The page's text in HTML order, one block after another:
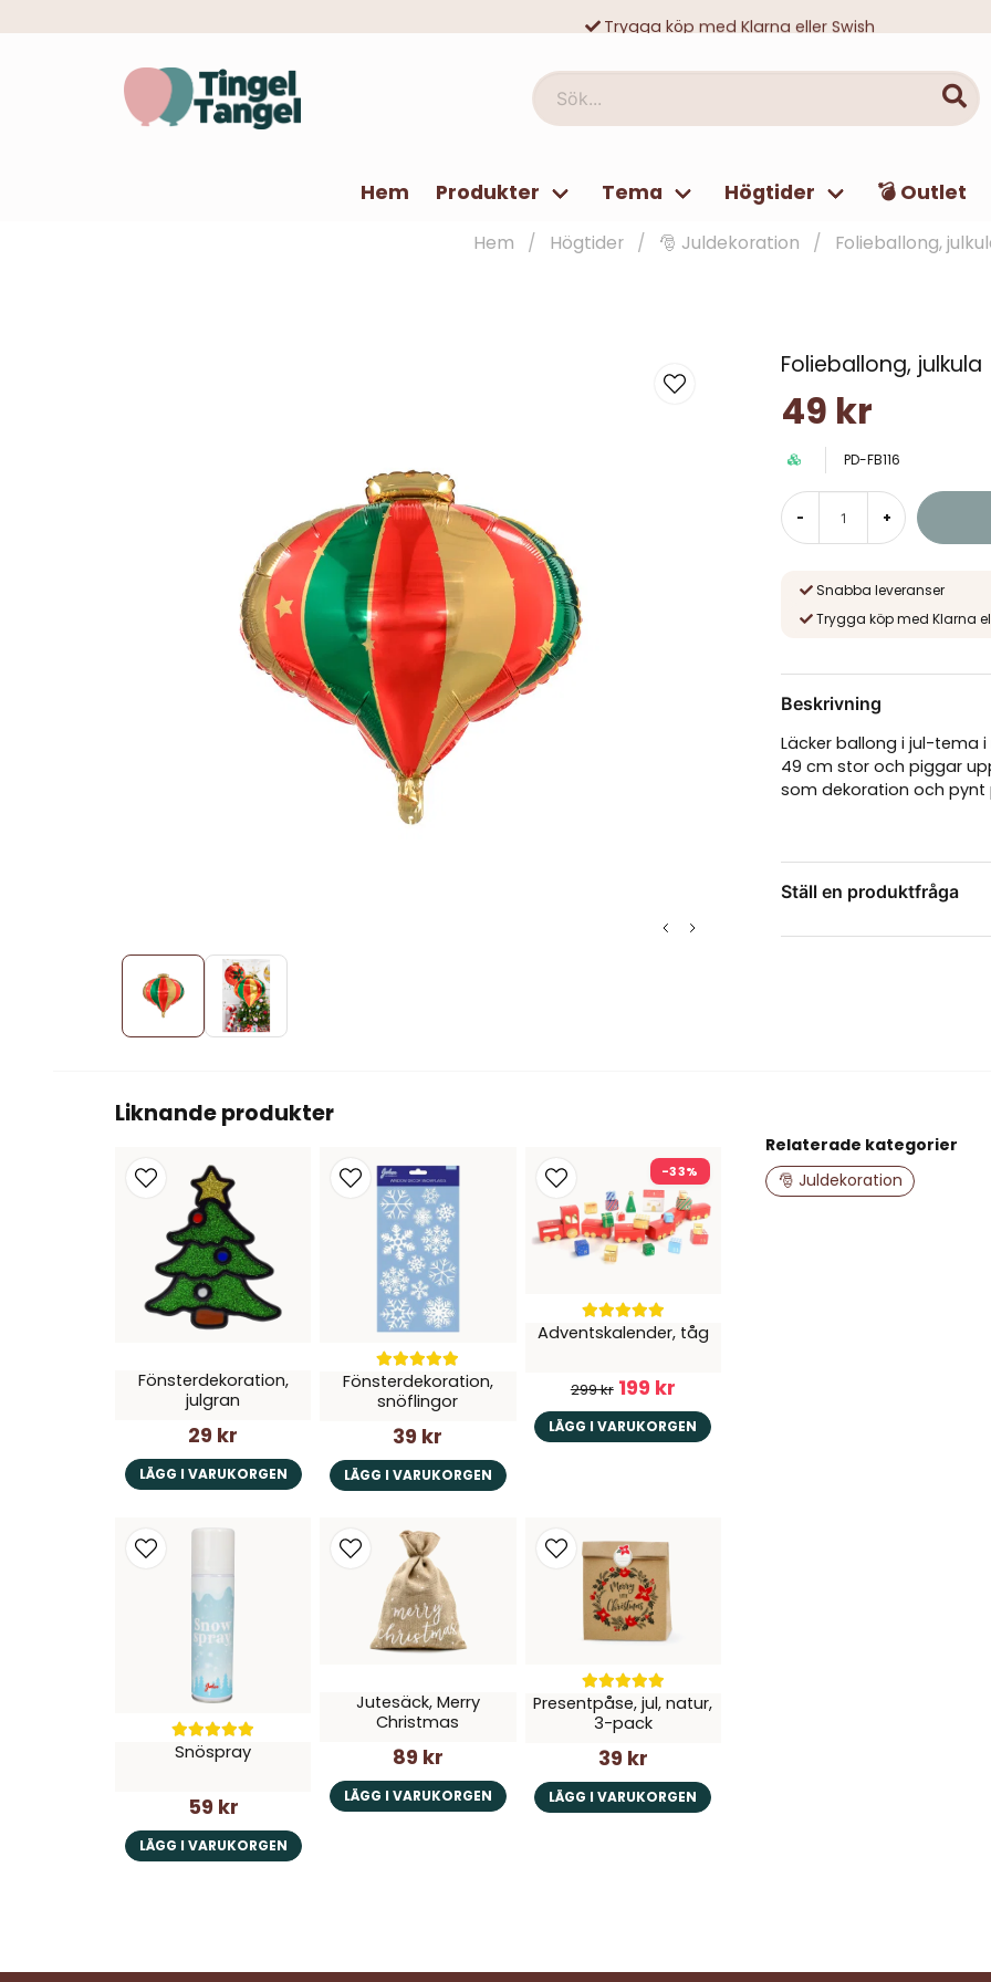
Trygga köp med Klarna eller Swish
Sök...
Hem Produkter Tema Högtider 💣 Outlet
Hem Högtider 🎅 Juldekoration Folieballong,
Folieballong, julkula
49 kr
PD-FB116
- +
Snabba leveranser
Trygga köp med Klarna
Beskrivning
Läcker ballong i jul-tema
49 cm stor och piggar
som dekoration och pynt
Ställ en produktfråga
Ja, ni får
Liknande produkter
Fönsterdekoration,
julgran
29 kr
LÄGG I VARUKORGEN
Fönsterdekoration,
snöflingor
39 kr
LÄGG I VARUKORGEN
Adventskalender, tåg
299 kr 199 kr
LÄGG I VARUKORGEN
-33%
Snöspray
59 kr
LÄGG I VARUKORGEN
Jutesäck, Merry
Christmas
89 kr
LÄGG I VARUKORGEN
Presentpåse, jul, natur,
3-pack
39 kr
LÄGG I VARUKORGEN
Relaterade kategorier
🎅 Juldekoration